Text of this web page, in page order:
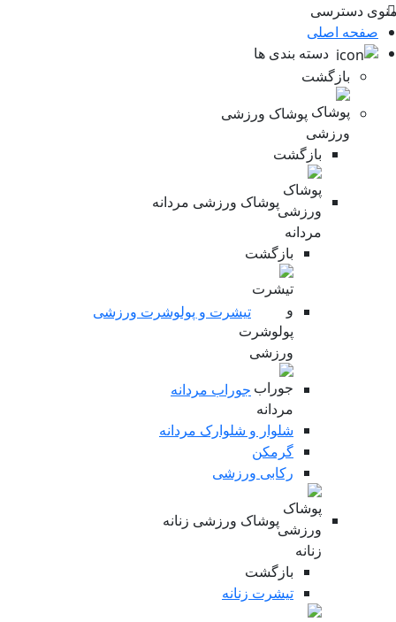
دسترسی
اصلی
دسته بندی ها
بازگشت
پوشاک ورزشی
بازگشت
پوشاک ورزشی مردانه
بازگشت
تیشرت و پولوشرت ورزشی
جوراب مردانه
شلوار و شلوارک مردانه
گرمکن
رکابی ورزشی
پوشاک ورزشی زنانه
بازگشت
تیشرت زنانه